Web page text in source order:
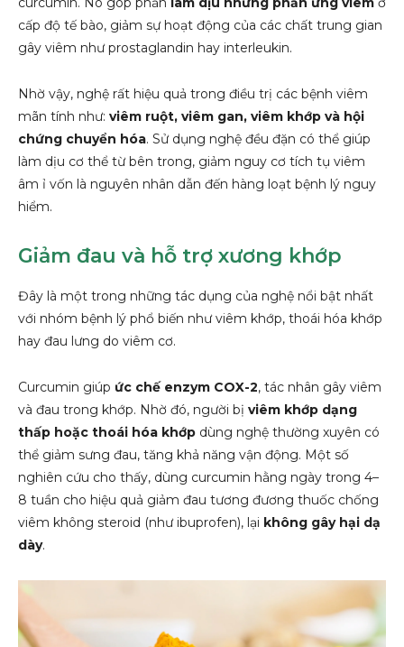
cấp độ tế bào, giảm sự hoạt động của các chất trung gian
gây viêm như prostaglandin hay interleukin.
Nhờ vậy, nghệ rất hiệu quả trong điều trị các bệnh viêm
mãn tính như: viêm ruột, viêm gan, viêm khớp và hội
chứng chuyển hóa. Sử dụng nghệ đều đặn có thể giúp
làm dịu cơ thể từ bên trong, giảm nguy cơ tích tụ viêm
âm ỉ vốn là nguyên nhân dẫn đến hàng loạt bệnh lý nguy
hiểm.
Giảm đau và hỗ trợ xương khớp
Đây là một trong những tác dụng của nghệ nổi bật nhất
với nhóm bệnh lý phổ biến như viêm khớp, thoái hóa khớp
hay đau lưng do viêm cơ.
Curcumin giúp ức chế enzym COX-2, tác nhân gây viêm
và đau trong khớp. Nhờ đó, người bị viêm khớp dạng
thấp hoặc thoái hóa khớp dùng nghệ thường xuyên có
thể giảm sưng đau, tăng khả năng vận động. Một số
nghiên cứu cho thấy, dùng curcumin hằng ngày trong 4–
8 tuần cho hiệu quả giảm đau tương đương thuốc chống
viêm không steroid (như ibuprofen), lại không gây hại dạ
dày.